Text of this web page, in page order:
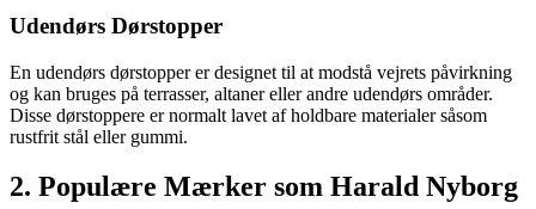
Udendørs Dørstopper
En udendørs dørstopper er designet til at modstå vejrets påvirkning
og kan bruges på terrasser, altaner eller andre udendørs områder.
Disse dørstoppere er normalt lavet af holdbare materialer såsom
rustfrit stål eller gummi.
2. Populære Mærker som Harald Nyborg